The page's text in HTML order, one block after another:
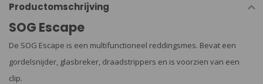
Productomschrijving
SOG Escape
De SOG Escape is een multifunctioneel reddingsmes. Bevat een
gordelsnijder, glasbreker, draadstrippers en is voorzien van een
clip.